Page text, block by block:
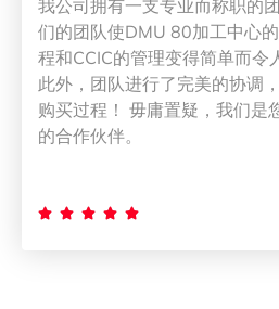
我公司拥有一支专业而称职的
们的团队使DMU 80加工中心
程和CCIC的管理变得简单而令
此外，团队进行了完美的协调
购买过程！ 毋庸置疑，我们是
的合作伙伴。
    